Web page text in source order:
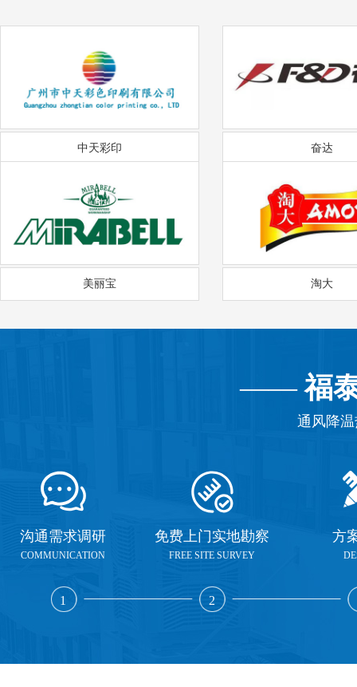
中天彩印 奋达
美丽宝 淘大
——福
通风降
沟通需求调研
COMMUNICATION
1
免费上门实地勘察
FREE SITE SURVEY
2
方